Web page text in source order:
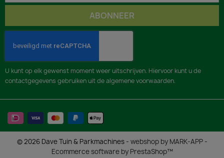
U kunt op elk gewenst moment weer uitschrijven. Hiervoor kunt u de
contactgegevens gebruiken uit de algemene voorwaarden.
© 2026 Dave Tuin & Parkmachines - webshop by MARK-APP-
Ecommerce software by PrestaShop™